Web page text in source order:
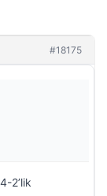
#18175
2’lik